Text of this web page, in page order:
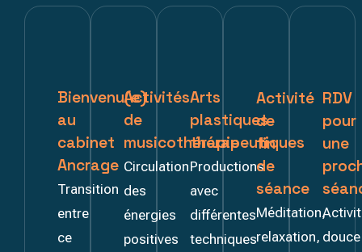
Bienvenu(e)
au
cabinet
Ancrage
Transition
entre
ce
Activités
de
musicothérapie
Circulation
des
énergies
positives
Arts
plastiques
thérapeutiques
Productions
avec
différentes
techniques
Activité
de
fin
de
séance
Méditation,
relaxation,
RDV
pour
une
douce